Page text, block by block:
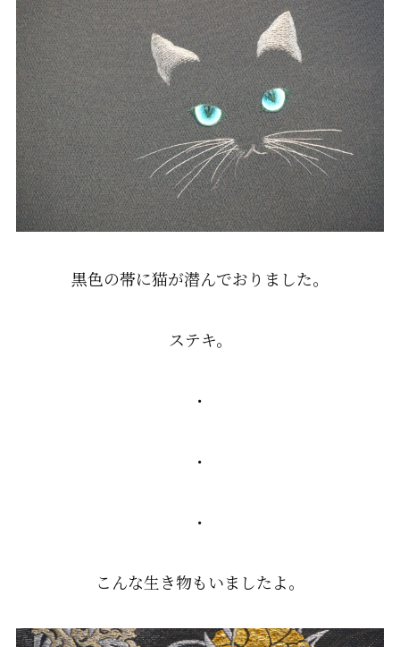
黒色の帯に猫が潜んでおりました。
ステキ。
・
・
・
こんな生き物もいましたよ。